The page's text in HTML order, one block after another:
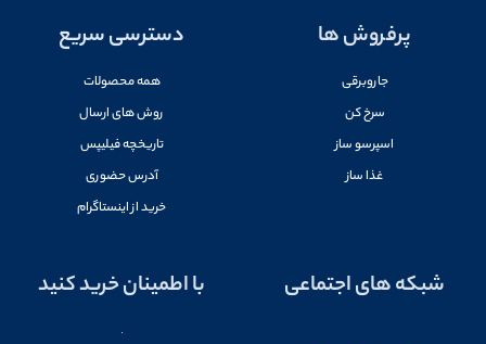
پرفروش ها
جاروبرقی
سرخ کن
اسپرسو ساز
غذا ساز
دسترسی سریع
همه محصولات
روش های ارسال
تاریخچه فیلیپس
آدرس حضوری
خرید از اینستاگرام
شبکه های اجتماعی با اطمینان خرید کنید